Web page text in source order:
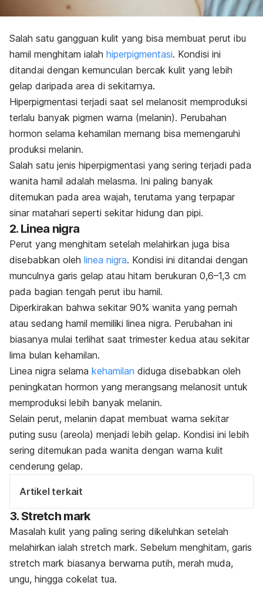
Salah satu gangguan kulit yang bisa membuat perut ibu
hamil menghitam ialah hiperpigmentasi. Kondisi ini
ditandai dengan kemunculan bercak kulit yang lebih
gelap daripada area di sekitarnya.
Hiperpigmentasi terjadi saat sel melanosit memproduksi
terlalu banyak pigmen warna (melanin). Perubahan
hormon selama kehamilan memang bisa memengaruhi
produksi melanin.
Salah satu jenis hiperpigmentasi yang sering terjadi pada
wanita hamil adalah melasma. Ini paling banyak
ditemukan pada area wajah, terutama yang terpapar
sinar matahari seperti sekitar hidung dan pipi.
2. Linea nigra
Perut yang menghitam setelah melahirkan juga bisa
disebabkan oleh linea nigra. Kondisi ini ditandai dengan
munculnya garis gelap atau hitam berukuran 0,6–1,3 cm
pada bagian tengah perut ibu hamil.
Diperkirakan bahwa sekitar 90% wanita yang pernah
atau sedang hamil memiliki linea nigra. Perubahan ini
biasanya mulai terlihat saat trimester kedua atau sekitar
lima bulan kehamilan.
Linea nigra selama kehamilan diduga disebabkan oleh
peningkatan hormon yang merangsang melanosit untuk
memproduksi lebih banyak melanin.
Selain perut, melanin dapat membuat warna sekitar
puting susu (areola) menjadi lebih gelap. Kondisi ini lebih
sering ditemukan pada wanita dengan warna kulit
cenderung gelap.
Artikel terkait
3. Stretch mark
Masalah kulit yang paling sering dikeluhkan setelah
melahirkan ialah stretch mark. Sebelum menghitam, garis
stretch mark biasanya berwarna putih, merah muda,
ungu, hingga cokelat tua.